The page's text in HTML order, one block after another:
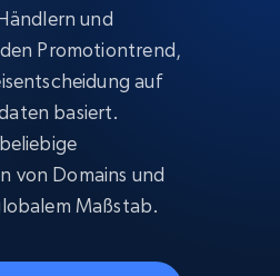
und
Promotiontrend,
auf
basiert.
von Domains und
Maßstab.